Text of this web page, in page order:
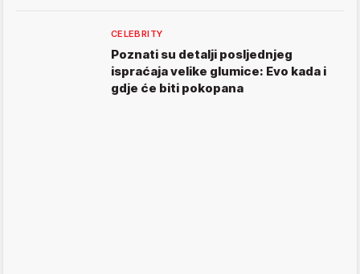
CELEBRITY
Poznati su detalji posljednjeg
ispraćaja velike glumice: Evo kada i
gdje će biti pokopana